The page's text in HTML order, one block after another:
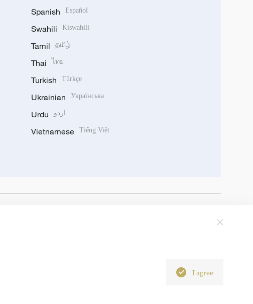
Spanish Español
Swahili Kiswahili
Tamil தமிழ்
Thai ไทย
Turkish Türkçe
Ukrainian Українська
Urdu اردو
Vietnamese Tiếng Việt
I agree